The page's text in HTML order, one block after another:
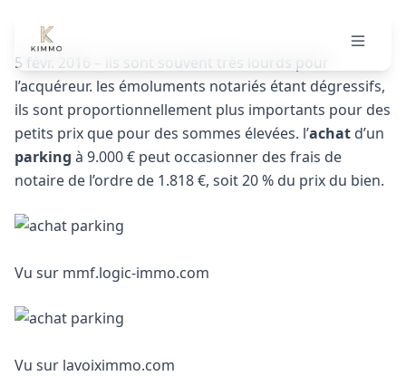
Achat garage et parking
5 févr. 2016 – ils sont souvent très lourds pour
l’acquéreur. les émoluments notariés étant dégressifs,
ils sont proportionnellement plus importants pour des
petits prix que pour des sommes élevées. l’achat d’un
parking à 9.000 € peut occasionner des frais de
notaire de l’ordre de 1.818 €, soit 20 % du prix du bien.
Vu sur mmf.logic-immo.com
Vu sur lavoiximmo.com